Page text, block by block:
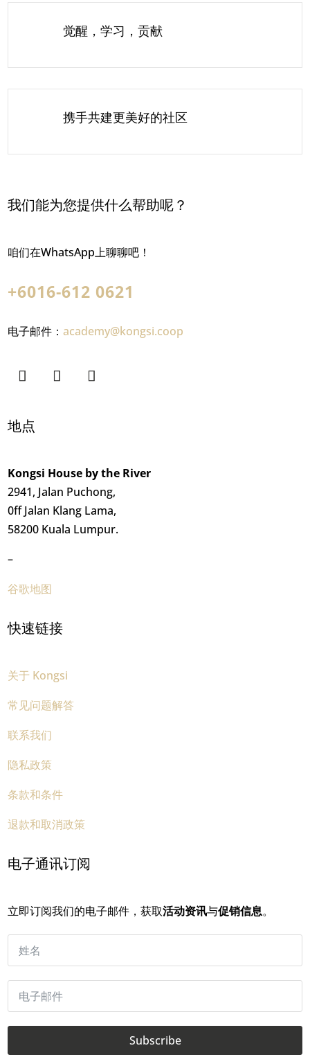
觉醒，学习，贡献
携手共建更美好的社区
我们能为您提供什么帮助呢？
咱们在WhatsApp上聊聊吧！
+6016-612 0621
电子邮件：academy@kongsi.coop
地点
Kongsi House by the River
2941, Jalan Puchong,
0ff Jalan Klang Lama,
58200 Kuala Lumpur.
–
谷歌地图
快速链接
关于 Kongsi
常见问题解答
联系我们
隐私政策
条款和条件
退款和取消政策
电子通讯订阅
立即订阅我们的电子邮件，获取活动资讯与促销信息。
Subscribe